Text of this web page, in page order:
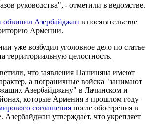
руководства", - отметили в ведомстве.
Азербайджан в посягательстве
Армении.
уже возбудил уголовное дело по статье
территориальную целостность.
что заявления Пашиняна имеют
а пограничные войска "занимают
Азербайджану" в Лачинском и
которые Армения в прошлом году
соглашения после обострения в
Азербайджан утверждает, что укрепляет